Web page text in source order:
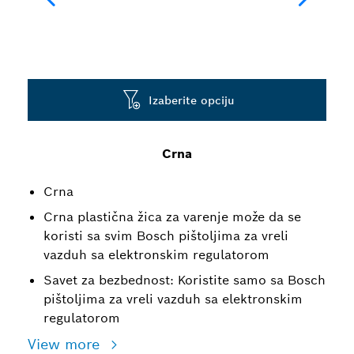
Crna
Crna
Crna plastična žica za varenje može da se
koristi sa svim Bosch pištoljima za vreli
vazduh sa elektronskim regulatorom
Savet za bezbednost: Koristite samo sa Bosch
pištoljima za vreli vazduh sa elektronskim
regulatorom
View more
Izaberite opciju